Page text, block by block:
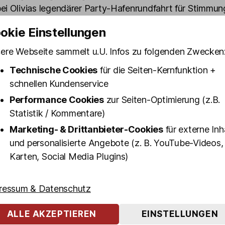
Olivias legendärer Party-Hafenrundfahrt für
entdeckte Lex auf der Großen-Freiheit in der
empfängt er auf St. Pauli regelmäßig Promi-Gäste in
– von Aktivistinnen wie Luisa Neubauer über
Camgirl ‚JeyyyJeyyy‘ bis zu Ex-Zuhältern.
illustren Freundes- und Bekanntenkreis zählen 'Lord Of
und Kiezianer Chris Harms, Schauspieler Marc
Hafenkante oder Kiez-Musical-Star Anna Hofbauer.
ist bestens vernetzt und mehr Insider Tipps zu
Viertel gehen kaum.
dort, wo unsere
Show Club«stattfinden. Sichert euch für die Zeit
passende Show-Tickets, bevor diese
Einstellungen
Webseite sammelt u.U. Infos zu folgenden Zwecken:
Technische Cookies für die Seiten-Kernfunktion +
schnellen Kundenservice
Performance Cookieszur Seiten-Optimierung (z.B.
Statistik / Kommentare)
Marketing- & Drittanbieter-Cookiesfür externe
und personalisierte Angebote (z. B. YouTube-Videos,
Karten, Social Media Plugins)
& Datenschutz
ALLE AKZEPTIEREN EINSTELLUNGEN